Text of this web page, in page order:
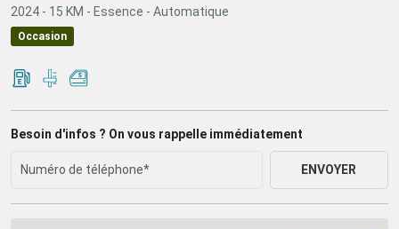
2024 - 15 KM - Essence - Automatique
Occasion
Besoin d'infos ? On vous rappelle immédiatement
ENVOYER